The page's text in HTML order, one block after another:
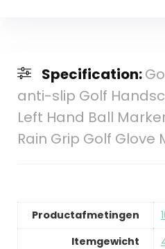
Specification:
anti-slip Golf
Left Hand Ball
Rain Grip Golf Glove
Productafmetingen
Itemgewicht